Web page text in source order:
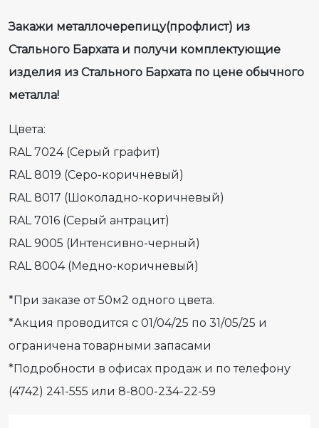
Закажи металлочерепицу(профлист) из
Стального Бархата и получи комплектующие
изделия из Стального Бархата по цене обычного
металла!
Цвета:
RAL 7024 (Серый графит)
RAL 8019 (Серо-коричневый)
RAL 8017 (Шоколадно-коричневый)
RAL 7016 (Серый антрацит)
RAL 9005 (Интенсивно-черный)
RAL 8004 (Медно-коричневый)
*При заказе от 50м2 одного цвета.
*Акция проводится с 01/04/25 по 31/05/25 и
ограничена товарными запасами
*Подробности в офисах продаж и по телефону
(4742) 241-555 или 8-800-234-22-59